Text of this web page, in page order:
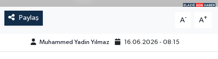
Paylaş A- A+
Muhammed Yadin Yılmaz 16.06.2026 - 08:15
MAGAZİN
ÖZEL HABER